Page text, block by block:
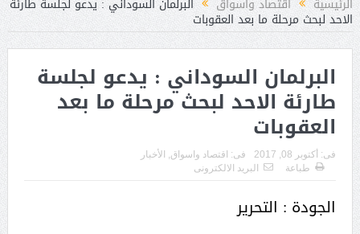
الاحد لبحث مرحلة ما بعد العقوبات
البرلمان السوداني : يدعو لجلسة
طارئة الاحد لبحث مرحلة ما بعد
العقوبات
فى: أكتوبر 08, 2017 فى: اقتصاد واسواق الأخبار
طباعة
البريد الالكترونى
الجودة : التحرير